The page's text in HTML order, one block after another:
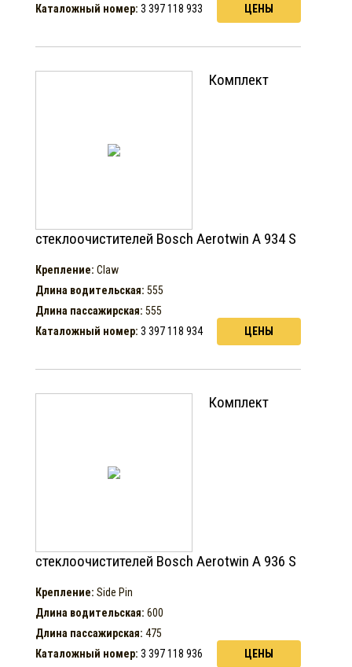
Каталожный номер: 3 397 118 933 ЦЕНЫ
Комплект
стеклоочистителей Bosch Aerotwin A 934 S
Крепление: Claw
Длина водительская: 555
Длина пассажирская: 555
Каталожный номер: 3 397 118 934 ЦЕНЫ
Комплект
стеклоочистителей Bosch Aerotwin A 936 S
Крепление: Side Pin
Длина водительская: 600
Длина пассажирская: 475
Каталожный номер: 3 397 118 936 ЦЕНЫ